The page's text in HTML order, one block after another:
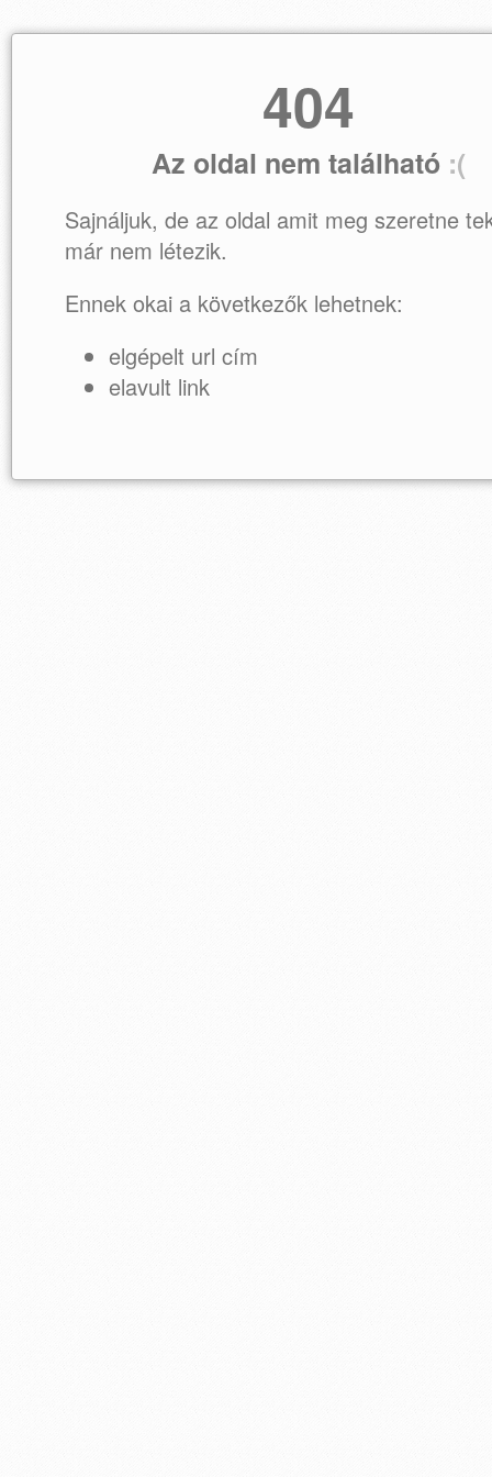
404
Az oldal nem található :(
Sajnáljuk, de az oldal amit meg szeretne
már nem létezik.
Ennek okai a következők lehetnek:
elgépelt url cím
elavult link